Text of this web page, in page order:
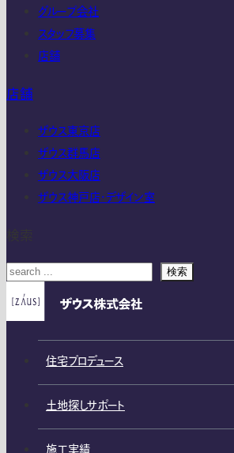
グループ会社
スタッフ募集
店舗
店舗
ザウス東京店
ザウス群馬店
ザウス大阪店
ザウス神戸店・デザイン室
検索
住宅プロデュース
土地探しサポート